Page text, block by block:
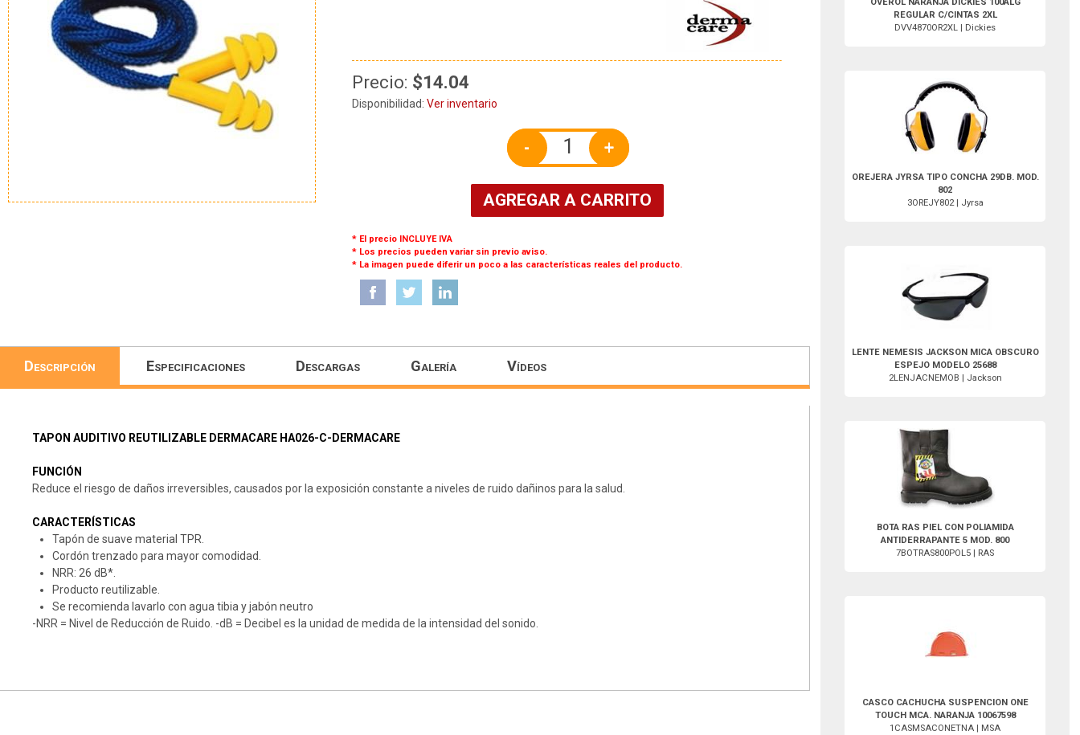
Precio: $14.04
Disponibilidad:Ver inventario
- +
AGREGAR A CARRITO
* El precio INCLUYE IVA
* Los precios pueden variar sin previo aviso.
* La imagen puede diferir un poco a las características reales del producto.
Descripción Especificaciones Descargas Galería Vídeos
TAPON AUDITIVO REUTILIZABLE DERMACARE HA026-C-DERMACARE
FUNCIÓN
Reduce el riesgo de daños irreversibles, causados por la exposición constante a niveles de ruido dañinos para la salud.
CARACTERÍSTICAS
Tapón de suave material TPR.
Cordón trenzado para mayor comodidad.
NRR: 26 dB*.
Producto reutilizable.
Se recomienda lavarlo con agua tibia y jabón neutro
-NRR = Nivel de Reducción de Ruido. -dB = Decibel es la unidad de medida de la intensidad del sonido.
OVEROL NARANJA DICKIES 100ALG
REGULAR C/CINTAS 2XL
DVV4870OR2XL | Dickies
OREJERA JYRSA TIPO CONCHA 29DB. MOD.
802
3OREJY802 | Jyrsa
LENTE NEMESIS JACKSON MICA OBSCURO
ESPEJO MODELO 25688
2LENJACNEMOB | Jackson
BOTA RAS PIEL CON POLIAMIDA
ANTIDERRAPANTE 5 MOD. 800
7BOTRAS800POL5 | RAS
CASCO CACHUCHA SUSPENCION ONE
TOUCH MCA. NARANJA 10067598
1CASMSACONETNA | MSA